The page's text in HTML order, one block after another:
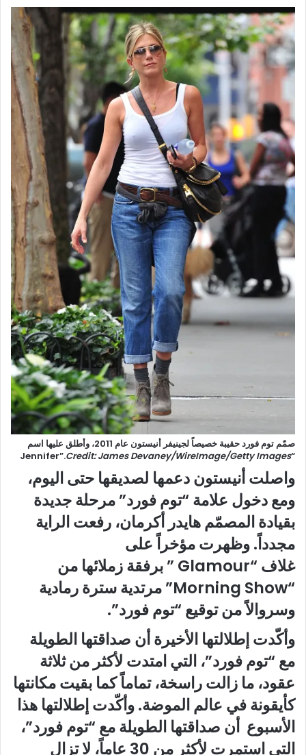
صمّم توم فورد حقيبة خصيصاً لجينيفر أنيستون عام 2011، وأطلق عليها اسم
“Jennifer”.
Credit: James Devaney/WireImage/Getty Images
واصلت أنيستون دعمها لصديقها حتى اليوم،
ومع دخول علامة “توم فورد” مرحلة جديدة
بقيادة المصمّم هايدر أكرمان، رفعت الراية
مجدداً. وظهرت مؤخراً على
غلاف “Glamour ” برفقة زملائها من
“
Morning Show” مرتدية سترة رمادية
وسروالاً من توقيع “توم فورد”.
وأكّدت إطلالتها الأخيرة أن صداقتها الطويلة
مع “توم فورد”، التي امتدت لأكثر من ثلاثة
عقود، ما زالت راسخة، تماماً كما بقيت مكانتها
كأيقونة في عالم الموضة. وأكّدت إطلالتها هذا
الأسبوع أن صداقتها الطويلة مع “توم فورد”،
التي استمرت لأكثر من 30 عاماً، لا تزال